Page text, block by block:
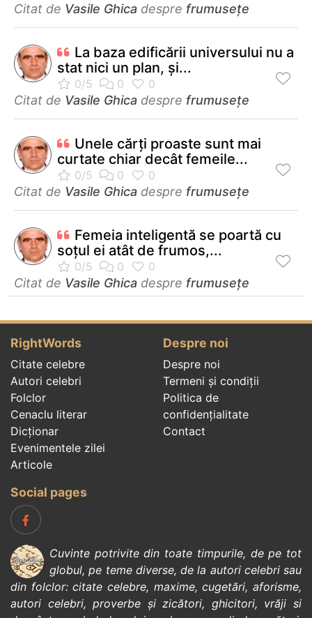
Citat de Vasile Ghica despre frumusețe
La baza edificării universului nu a
stat nici un plan, și...
Citat de Vasile Ghica despre frumusețe
Unele cărţi proaste sunt mai
curtate chiar decât femeile...
Citat de Vasile Ghica despre frumusețe
Femeia inteligentă se poartă cu
soţul ei atât de frumos,...
Citat de Vasile Ghica despre frumusețe
RightWords
Citate celebre
Autori celebri
Folclor
Cenaclu literar
Dicționar
Evenimentele zilei
Articole
Despre noi
Despre noi
Termeni și condiții
Politica de
confidenţialitate
Contact
Social pages
Cuvinte potrivite din toate timpurile, de pe tot
globul, pe teme diverse, de la autori celebrisau
din folclor:citate celebre, maxime,cugetări,aforisme,
autori celebri,proverbe și zicători, ghicitori, vrăji si